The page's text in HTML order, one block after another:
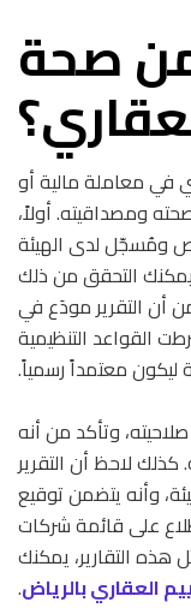
صحة
في معاملة مالية أو
ومصداقيته. أولاً،
ومُسجّل لدى الهيئة
التحقق من ذلك
أن التقرير مودَع في
القواعد التنظيمية
معتمداً رسمياً.
وتأكد من أنه
لاحظ أن التقرير
وأنه يتضمن توقيع
على قائمة شركات
هذه التقارير، يمكنك
العقاري بالرياض.